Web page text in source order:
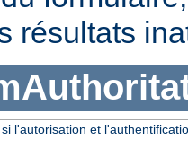
résultats
l'autorisation et